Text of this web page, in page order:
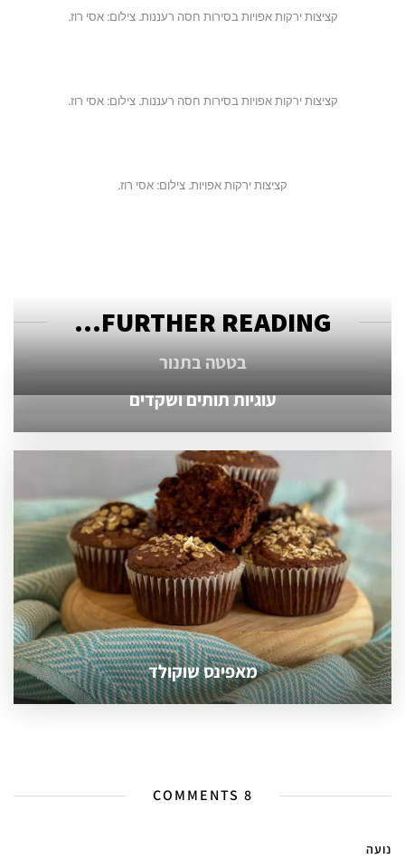
קציצות ירקות אפויות בסירות חסה רעננות. צילום: אסי רוז.
קציצות ירקות אפויות בסירות חסה רעננות. צילום: אסי רוז.
קציצות ירקות אפויות. צילום: אסי רוז.
FURTHER READING...
בטטה בתנור
עוגיות תותים ושקדים
מאפינס שוקולד
8 COMMENTS
נועה